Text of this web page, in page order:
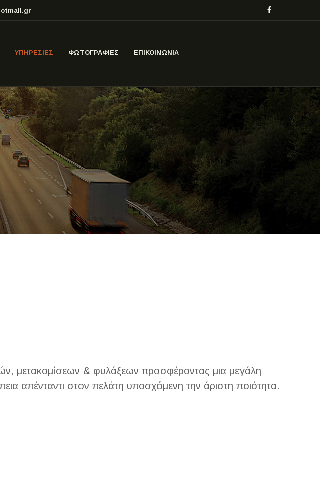
ΥΠΗΡΕΣΙΕΣ ΦΩΤΟΓΡΑΦΙΕΣ ΕΠΙΚΟΙΝΩΝΙΑ
μετακομίσεων & φυλάξεων προσφέροντας μια μεγάλη
απένταντι στον πελάτη υποσχόμενη την άριστη ποιότητα.